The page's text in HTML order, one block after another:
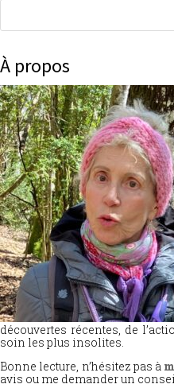
À propos
découvertes récentes, de
soin les plus insolites.
Bonne lecture, n’hésitez pas à
avis ou me demander un